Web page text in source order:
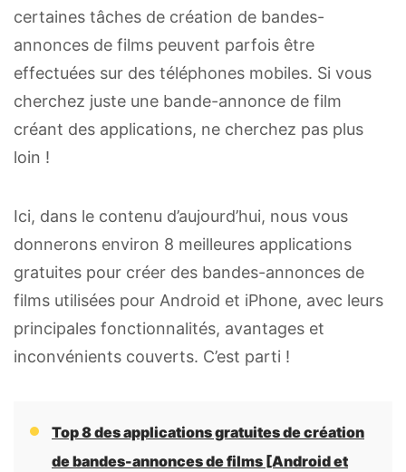
certaines tâches de création de bandes-
annonces de films peuvent parfois être
effectuées sur des téléphones mobiles. Si vous
cherchez juste une bande-annonce de film
créant des applications, ne cherchez pas plus
loin !
Ici, dans le contenu d’aujourd’hui, nous vous
donnerons environ 8 meilleures applications
gratuites pour créer des bandes-annonces de
films utilisées pour Android et iPhone, avec leurs
principales fonctionnalités, avantages et
inconvénients couverts. C’est parti !
Top 8 des applications gratuites de création
de bandes-annonces de films [Android et